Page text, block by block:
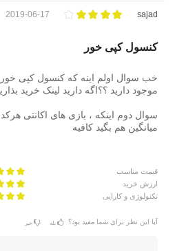
sajad
2019-06-17
کنسول کپی خور
موجود دارید ؟؟اگه دارید لینک خرید
سوال دوم اینکه ، بازی های اکانتی
میانگین هم بگید کافیه
قیمت مناسب
ارزش خرید
تکنولوژی و کارایی
آیا این نظر برای شما مفید بود؟ بله خیر